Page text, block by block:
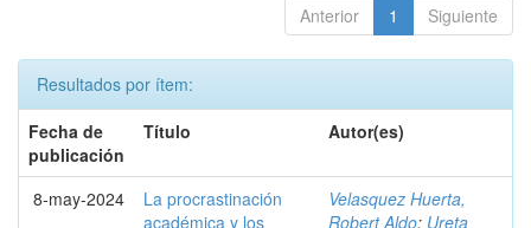
Anterior 1 Siguiente
Resultados por ítem:
Fecha de
publicación
Título Autor(es)
8-may-2024
La procrastinación
académica y los
Velasquez Huerta,
Robert Aldo; Ureta